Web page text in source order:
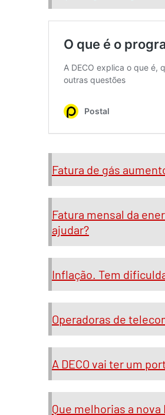
Fatura de gás
Fatura mensal da
ajudar?
Inflação. Tem
Operadoras de
A DECO vai ter um
Que melhorias a